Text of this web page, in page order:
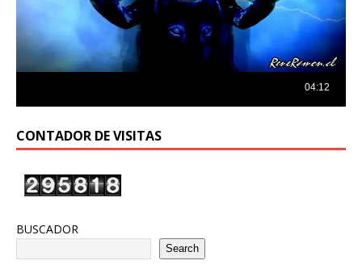
CONTADOR DE VISITAS
BUSCADOR
Search